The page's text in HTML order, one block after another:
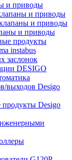
и приводы
и приводы
и приводы
и приводы
продукты
instabus
заслонок
DESIGO
выходов Desigo
Desigo